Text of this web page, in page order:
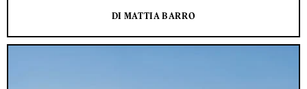
DI MATTIA BARRO